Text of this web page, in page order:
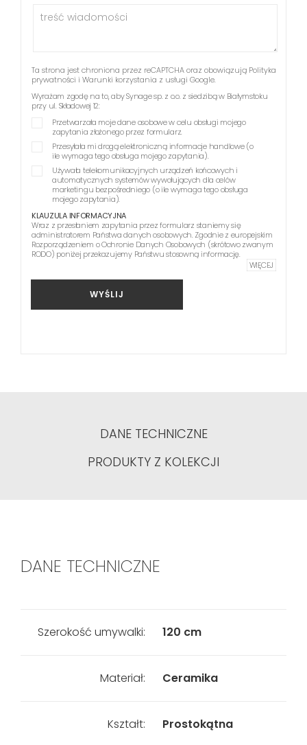
Ta strona jest chroniona przez reCAPTCHA oraz obowiązują Polityka
prywatności i Warunki korzystania z usługi Google.
Wyrażam zgodę na to, aby Synage sp. z o.o. z siedzibą w Białymstoku
przy ul. Składowej 12:
Przetwarzała moje dane osobowe w celu obsługi mojego
zapytania złożonego przez formularz.
Przesyłała mi drogą elektroniczną informacje handlowe (o
ile wymaga tego obsługa mojego zapytania).
Używała telekomunikacyjnych urządzeń końcowych i
automatycznych systemów wywołujących dla celów
marketingu bezpośredniego (o ile wymaga tego obsługa
mojego zapytania).
KLAUZULA INFORMACYJNA
Wraz z przesłaniem zapytania przez formularz staniemy się
administratorem Państwa danych osobowych. Zgodnie z europejskim
Rozporządzeniem o Ochronie Danych Osobowych (skrótowo zwanym
RODO) poniżej przekazujemy Państwu stosowną informację.
WIĘCEJ
WYŚLIJ
DANE TECHNICZNE
PRODUKTY Z KOLEKCJI
DANE TECHNICZNE
Szerokość umywalki: 120 cm
Materiał: Ceramika
Kształt: Prostokątna